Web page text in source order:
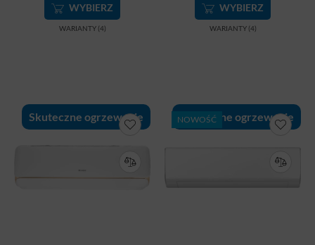
WYBIERZ
WARIANTY (4)
WYBIERZ
WARIANTY (4)
Skuteczne ogrzewanie Skuteczne ogrzewanie
NOWOŚĆ